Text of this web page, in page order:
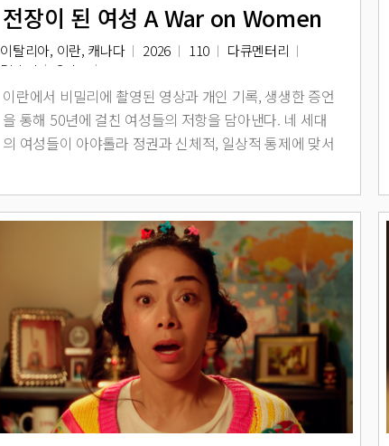
전장이 된 여성 A War on Women
이탈리아, 이란, 캐나다 2026 110
다큐멘터리
Digital
Color
이란에서 비밀리에 촬영된 영상과 개인 기록, 생생한 증언
을 통해 50년에 걸친 여성들의 저항을 담아낸다. 네 세대
의 여성들이 아야톨라 정권과 신체적, 일상적 통제에 맞서
운동은 혁명과 탄압, 망명의 세월을 견뎌내며 오늘까지 이
어진다.